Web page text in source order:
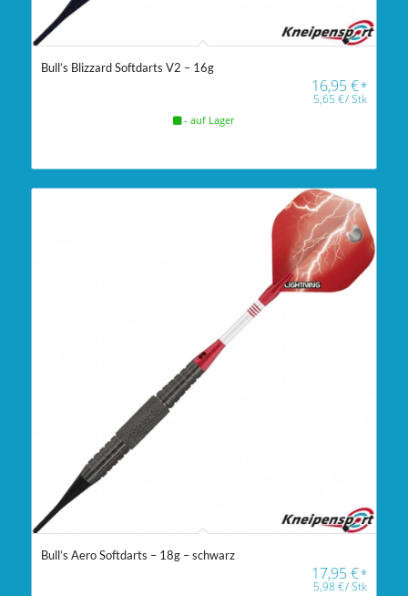
Bull’s Blizzard Softdarts V2 – 16g
16,95€*
5,65€/Stk
- auf Lager
Bull’s Aero Softdarts – 18g – schwarz
17,95€*
5,98€/Stk